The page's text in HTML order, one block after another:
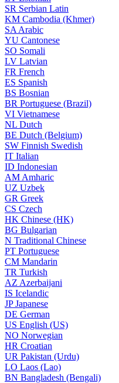
SR Serbian Latin
KM Cambodia (Khmer)
SA Arabic
YU Cantonese
SO Somali
LV Latvian
FR French
ES Spanish
BS Bosnian
BR Portuguese (Brazil)
VI Vietnamese
NL Dutch
BE Dutch (Belgium)
SW Finnish Swedish
IT Italian
ID Indonesian
AM Amharic
UZ Uzbek
GR Greek
CS Czech
HK Chinese (HK)
BG Bulgarian
N Traditional Chinese
PT Portuguese
CM Mandarin
TR Turkish
AZ Azerbaijani
IS Icelandic
JPJapanese
DE German
US English (US)
NO Norwegian
HR Croatian
UR Pakistan (Urdu)
LO Laos (Lao)
BN Bangladesh (Bengali)